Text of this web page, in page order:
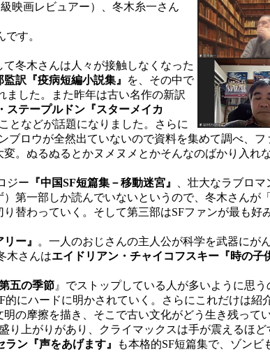
映画レビュアー）、冬木糸一さん
す。
冬木さんは人々が接触しなくなった
訳『疫病短編小説集』
を、その中で
ました。また昨年は古い名作の新訳
ステープルドン『スターメイカ
となどが話題になりました。さらに
ブロウが全然出ていないので資料を集めて調べ、
。ぬるぬるとかヌメヌメとかそんなのばかり入れ
ジー 『中国SF短篇集－移動迷宮』 、壮大なラブロマ
第一部しか読んでいないというので、冬木さんが
替わっていく。そして第三部はSFファンが最も好
ー』 。一人のおじさんの主人公が科学を武器にが
木さんはエイドリアン・チャイコフスキー『時の子
第五の季節』でストップしている人が多いように思
にハードに明かされていく。さらにこれだけは紹
の摩擦を描き、そこで古い文化がどう生き残って
上がりがあり、クライマックスは手が震えるほど
ラン『声をあげます』
も本格的SF短篇集で、ゾン